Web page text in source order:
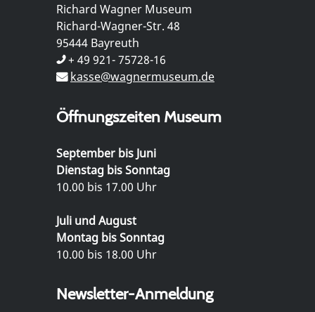
Richard Wagner Museum
Richard-Wagner-Str. 48
95444 Bayreuth
+ 49 921- 75728-16
kasse@wagnermuseum.de
Öffnungszeiten Museum
September bis Juni
Dienstag bis Sonntag
10.00 bis 17.00 Uhr
Juli und August
Montag bis Sonntag
10.00 bis 18.00 Uhr
Newsletter-Anmeldung